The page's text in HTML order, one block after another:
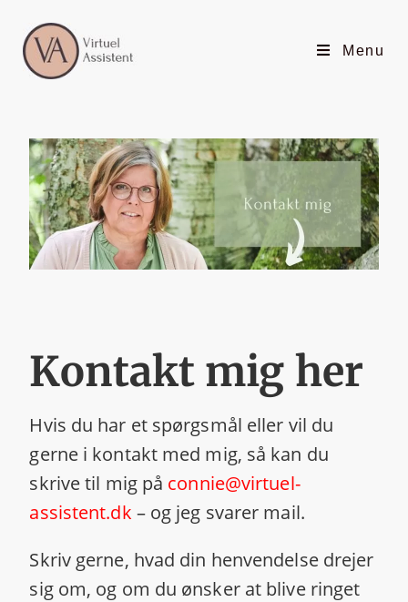
Menu
Kontakt mig her
Hvis du har et spørgsmål eller vil du
gerne i kontakt med mig, så kan du
skrive til mig på connie@virtuel-
assistent.dk – og jeg svarer mail.
Skriv gerne, hvad din henvendelse drejer
sig om, og om du ønsker at blive ringet